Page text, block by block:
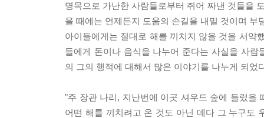
명목으로 가난한 사람들로부터 쥐어 짜낸 것들을
을 때에는 언제든지 도움의 손길을 내밀 것이며
아이들에게는 절대로 해를 끼치지 않을 것을 서약
들에게 돈이나 음식을 나누어 준다는 사실을 사
의 그의 행적에 대해서 많은 이야기를 나누게 되
"주 장관 나리, 지난번에 이곳 셔우드 숲에 들렀을
어떤 해를 끼치려고 온 것도 아닌 데다 그 누구도